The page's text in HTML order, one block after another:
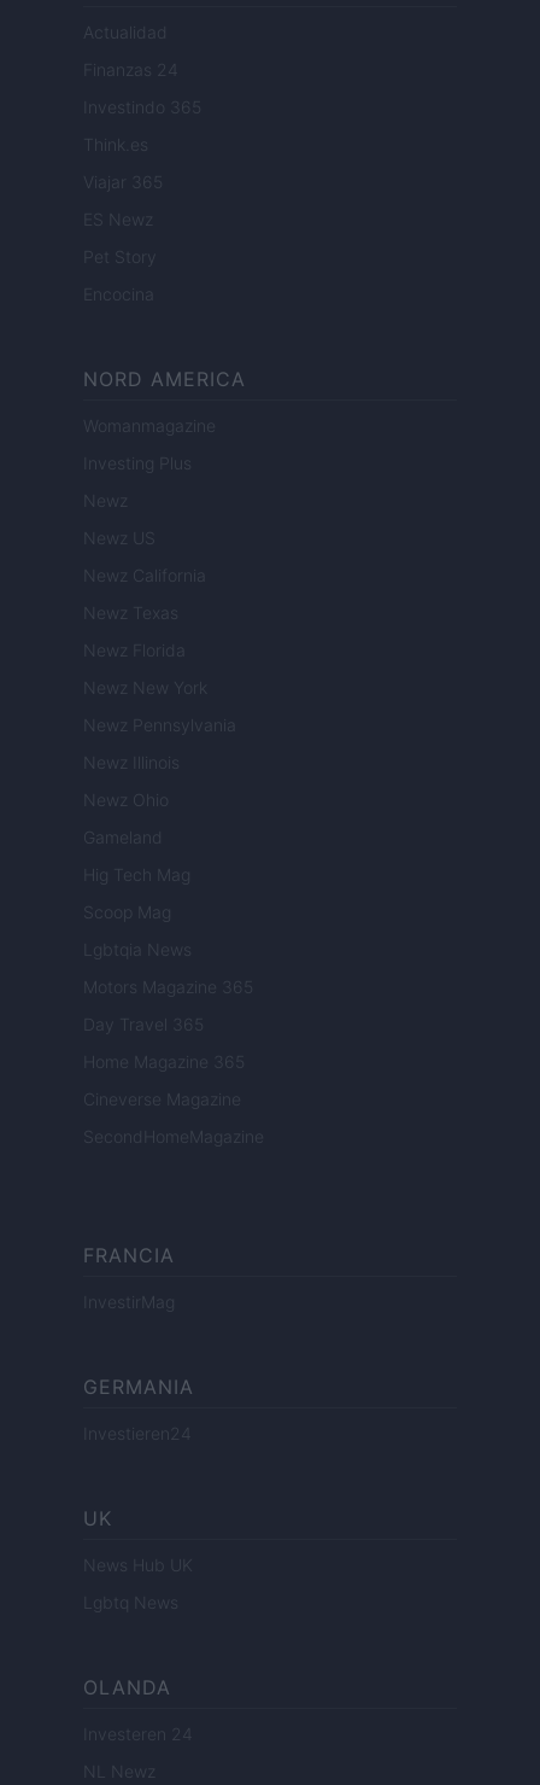
Actualidad
Finanzas 24
Investindo 365
Think.es
Viajar 365
ES Newz
Pet Story
Encocina
NORD AMERICA
Womanmagazine
Investing Plus
Newz
Newz US
Newz California
Newz Texas
Newz Florida
Newz New York
Newz Pennsylvania
Newz Illinois
Newz Ohio
Gameland
Hig Tech Mag
Scoop Mag
Lgbtqia News
Motors Magazine 365
Day Travel 365
Home Magazine 365
Cineverse Magazine
SecondHomeMagazine
FRANCIA
InvestirMag
GERMANIA
Investieren24
UK
News Hub UK
Lgbtq News
OLANDA
Investeren 24
NL Newz